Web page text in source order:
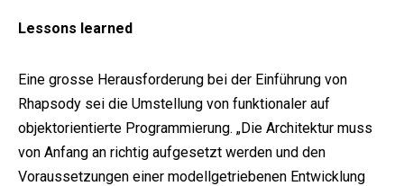
Lessons learned
Eine grosse Herausforderung bei der Einführung von
Rhapsody sei die Umstellung von funktionaler auf
objektorientierte Programmierung. „Die Architektur muss
von Anfang an richtig aufgesetzt werden und den
Voraussetzungen einer modellgetriebenen Entwicklung